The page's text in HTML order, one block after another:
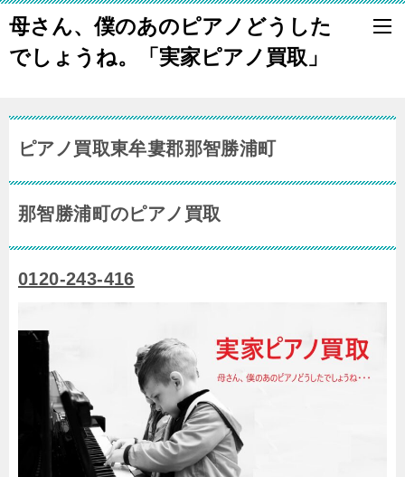
母さん、僕のあのピアノどうした
でしょうね。「実家ピアノ買取」
ピアノ買取東牟婁郡那智勝浦町
那智勝浦町のピアノ買取
0120-243-416